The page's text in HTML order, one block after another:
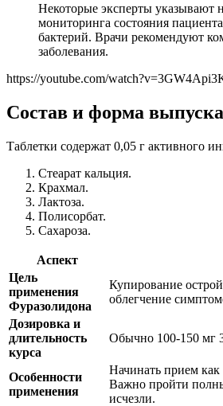
Некоторые эксперты указывают
мониторинга состояния
бактерий. Врачи рекомендуют
заболевания.
https://youtube.com/
Состав и форма выпуска
Таблетки содержат 0,05 г активного
Стеарат кальция.
Крахмал.
Лактоза.
Полисорбат.
Сахароза.
Аспект
Цель
применения
Фуразолидона
Купирование
облегчение
Дозировка и
длительность
курса
Обычно 100-150 мг
Особенности
применения
Начинать прием
Важно пройти
исчезли.